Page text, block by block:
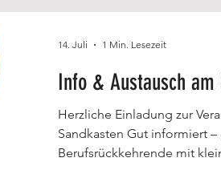
Info & Austausch am
Herzliche Einladung zur
Sandkasten Gut informiert
Berufsrückkehrende mit
14. Juli 1 Min. Lesezeit